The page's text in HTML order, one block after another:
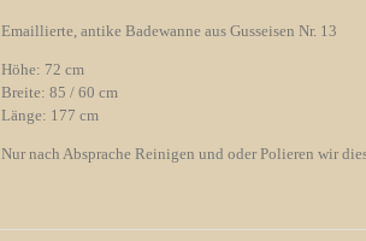
Emaillierte, antike Badewanne aus Gusseisen Nr. 13
Höhe: 72 cm
Breite: 85 / 60 cm
Länge: 177 cm
Nur nach Absprache Reinigen und oder Polieren wir